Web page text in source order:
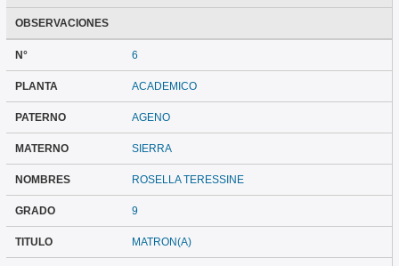
OBSERVACIONES
N° 6
PLANTA ACADEMICO
PATERNO AGENO
MATERNO SIERRA
NOMBRES ROSELLA TERESSINE
GRADO 9
TITULO MATRON(A)